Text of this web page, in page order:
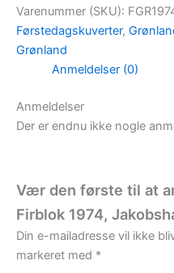
Varenummer (SKU):
Førstedagskuverter,
Grønland
Anmeldelser (0)
Anmeldelser
Der er endnu ikke nogle
Vær den første til at
Firblok 1974,
Din e-mailadresse vil ikke
markeret med *